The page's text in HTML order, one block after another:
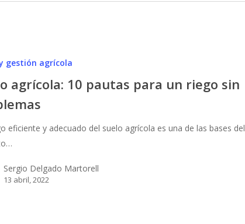
gestión agrícola
agrícola: 10 pautas para un riego sin
eficiente y adecuado del suelo agrícola es una de las bases del
Sergio Delgado Martorell
13 abril, 2022